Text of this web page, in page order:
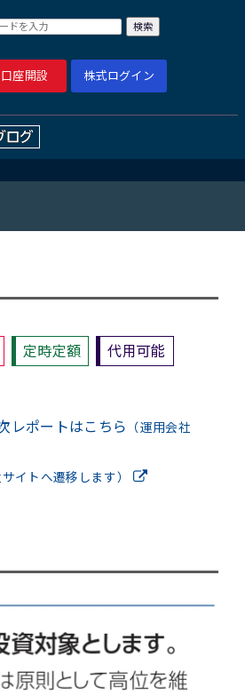
口座開設 株式ログイン
定時定額 代用可能
レポートはこちら
（運用会社
サイトへ遷移します）